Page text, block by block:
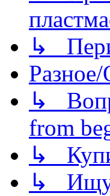
↳
↳
from
↳
↳ Ищу